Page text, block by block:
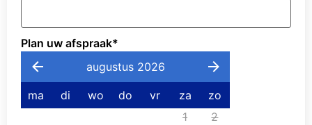
Plan uw afspraak*
augustus 2026
ma di wo do vr za
zo
1
2